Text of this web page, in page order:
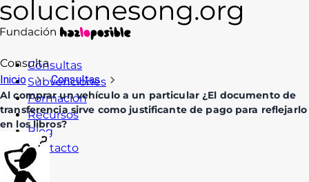
Consultas
Subvenciones
Formación
Recursos
Blog
Contacto
Acceso
Consulta
Inicio
Consultas
Al comprar un vehículo a un particular ¿El documento de
transferencia sirve como justificante de pago para reflejarlo
en los libros?